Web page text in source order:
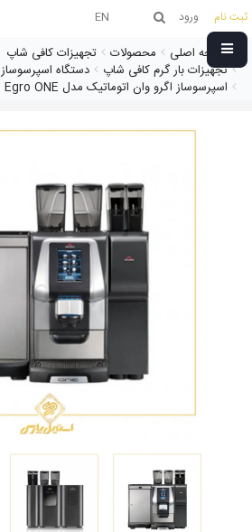
ثبت نام ورود EN
صفحه اصلی محصولات
تجهیزات کافی شاپ
تجهیزات بار گرم کافی شاپ
دستگاه اسپرسوساز
اسپرسوساز اگرو وان اتوماتیک مدل Egro ONE